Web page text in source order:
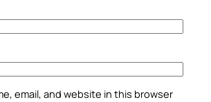
email, and website in this browser